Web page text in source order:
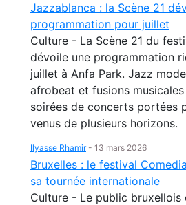
Jazzablanca : la Scène 21
programmation pour juillet
Culture - La Scène 21 du
dévoile une programmation
juillet à Anfa Park. Jazz
afrobeat et fusions
soirées de concerts portées
venus de plusieurs horizons.
Ilyasse Rhamir- 13 mars 2026
Bruxelles : le festival
sa tournée internationale
Culture - Le public bruxellois